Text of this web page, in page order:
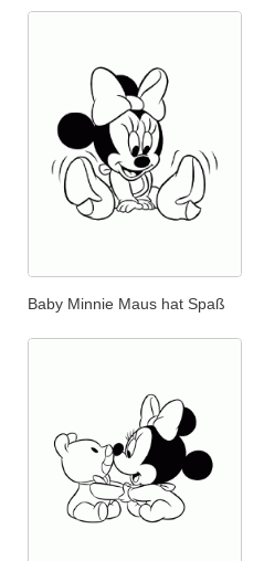
Baby Minnie Maus hat Spaß